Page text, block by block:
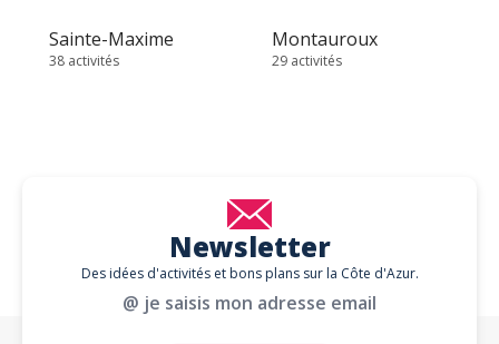
Sainte-Maxime
38 activités
Montauroux
29 activités
Newsletter
Des idées d'activités et bons plans sur la Côte d'Azur.
@ je saisis mon adresse email